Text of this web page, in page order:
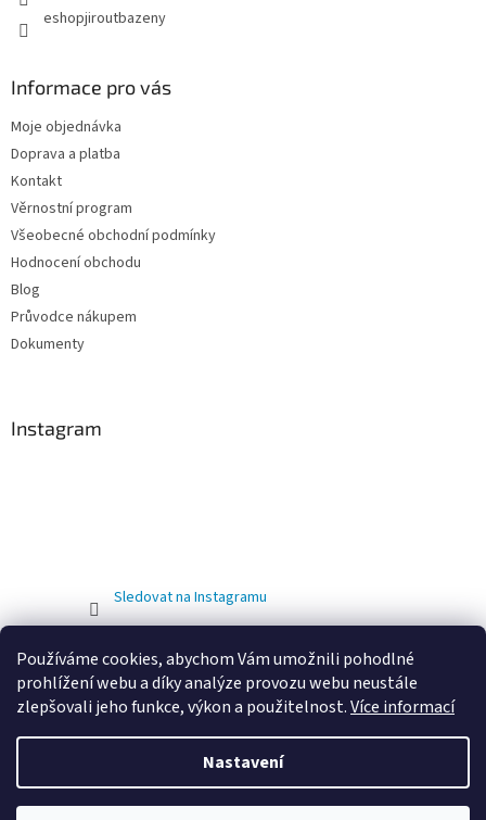
Používáme cookies, abychom Vám umožnili pohodlné
prohlížení webu a díky analýze provozu webu neustále
zlepšovali jeho funkce, výkon a použitelnost.Více informací
Nastavení
eshopjiroutbazeny
Informace pro vás
Moje objednávka
Doprava a platba
Kontakt
Věrnostní program
Všeobecné obchodní podmínky
Hodnocení obchodu
Blog
Průvodce nákupem
Dokumenty
Instagram
Sledovat na Instagramu
Vytvořil Shoptet